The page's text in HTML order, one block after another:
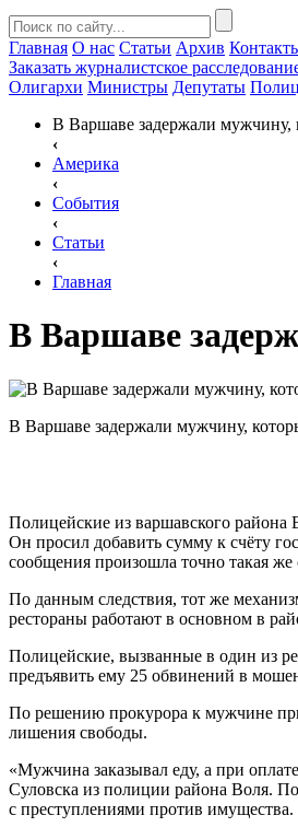
Главная О нас Статьи Архив
Заказать журналистское
Олигархи Министры Депутаты
В Варшаве задержали мужчину,
‹
Америка
‹
События
‹
Статьи
‹
Главная
В Варшаве
В Варшаве задержали мужчину,
Полицейские из варшавского района
Он просил добавить сумму к счёту
сообщения произошла точно такая же
По данным следствия, тот же
рестораны работают в основном в
Полицейские, вызванные в один из
предъявить ему 25 обвинений в
По решению прокурора к мужчине
лишения свободы.
«Мужчина заказывал еду, а при
Суловска из полиции района Воля. По
с преступлениями против имущества.